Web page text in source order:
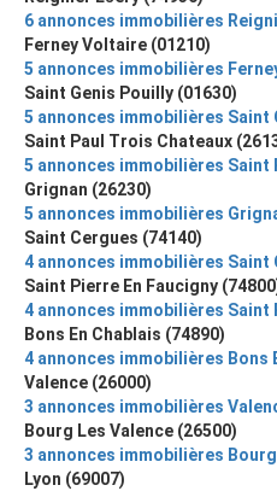
6 annonces immobilières
Ferney Voltaire (01210)
5 annonces immobilières
Saint Genis Pouilly (01630)
5 annonces immobilières Saint
Saint Paul Trois Chateaux
5 annonces immobilières Saint
Grignan (26230)
5 annonces immobilières
Saint Cergues (74140)
4 annonces immobilières Saint
Saint Pierre En Faucigny
4 annonces immobilières Saint
Bons En Chablais (74890)
4 annonces immobilières Bons
Valence (26000)
3 annonces immobilières
Bourg Les Valence (26500)
3 annonces immobilières
Lyon (69007)